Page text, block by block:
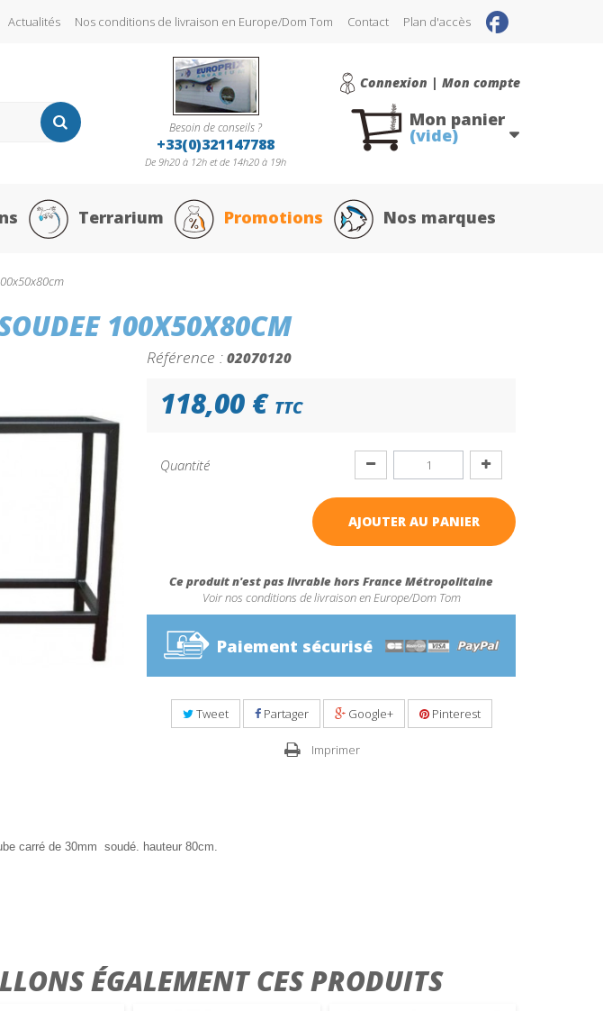
Actualités Nos conditions de livraison en Europe/Dom Tom Contact Plan d'accès
Connexion | Mon compte
Besoin de conseils ?
+33(0)321147788
De 9h20 à 12h et de 14h20 à 19h
Mon panier
(vide)
Terrarium Promotions Nos marques
100X50X80CM
Référence : 02070120
118,00 € TTC
Quantité
AJOUTER AU PANIER
Ce produit n'est pas livrable hors France Métropolitaine
Voir nos conditions de livraison en Europe/Dom Tom
Paiement sécurisé
Tweet Partager Google+ Pinterest
Imprimer
carré de 30mm soudé. hauteur 80cm.
ÉGALEMENT CES PRODUITS